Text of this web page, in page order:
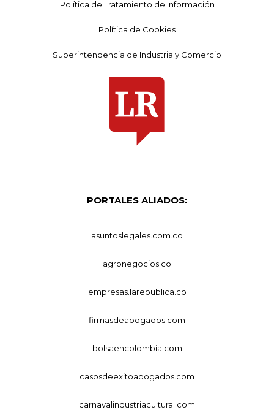
Política de Tratamiento de Información
Política de Cookies
Superintendencia de Industria y Comercio
PORTALES ALIADOS:
asuntoslegales.com.co
agronegocios.co
empresas.larepublica.co
firmasdeabogados.com
bolsaencolombia.com
casosdeexitoabogados.com
carnavalindustriacultural.com